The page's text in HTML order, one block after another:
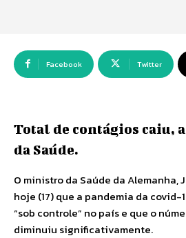
Facebook Twitter
Total de contágios
da Saúde.
O ministro da Saúde da Alemanha,
hoje (17) que a pandemia da
“sob controle” no país e que o
diminuiu significativamente.